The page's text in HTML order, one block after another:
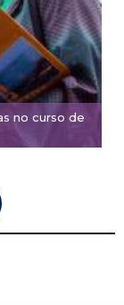
no curso de